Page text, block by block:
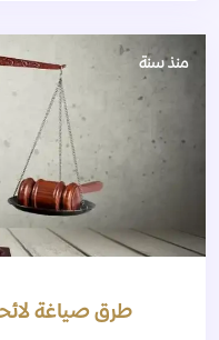
منذ سنة
طرق صياغة